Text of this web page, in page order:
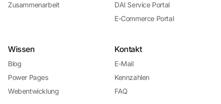
Zusammenarbeit
DAI Service Portal
E-Commerce Portal
Wissen
Blog
Power Pages
Webentwicklung
Kontakt
E-Mail
Kennzahlen
FAQ